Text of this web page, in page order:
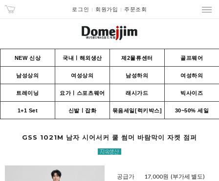
로그인 회원가입 주문조회
NEW 신상 국내ㅣ해외생산 제2물류센터 골프웨어
남성상의 여성상의 남성하의 여성하의
트레이닝 요가ㅣ스포츠웨어 래시가드 빅사이즈
1+1 Set 신발ㅣ잡화 묶음세일[럭키박스] 30~50% 세일
GSS 1021M 남자 시어서커 쿨 썸머 바람막이 자켓 점퍼
공급가 17,000원 (부가세 별도)